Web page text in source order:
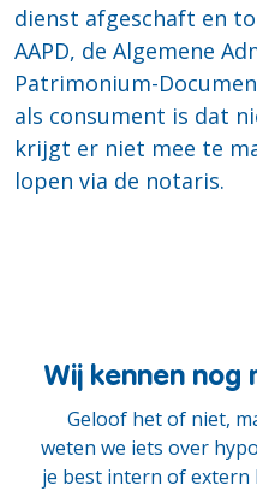
dienst afgeschaft en
AAPD, de Algemene
Patrimonium-
als consument is dat
krijgt er niet mee te
lopen via de notaris.
Wij kennen nog
Geloof het of niet,
weten we iets over
je best intern of extern